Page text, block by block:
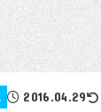
2016.04.29